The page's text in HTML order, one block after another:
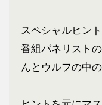
スペシャルヒント
番組パネリスト
んとウルフの中